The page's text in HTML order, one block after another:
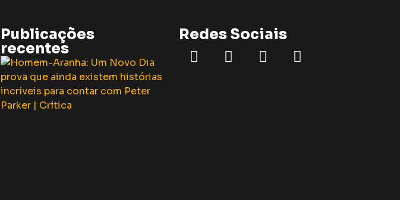
Publicações
recentes
Redes Sociais